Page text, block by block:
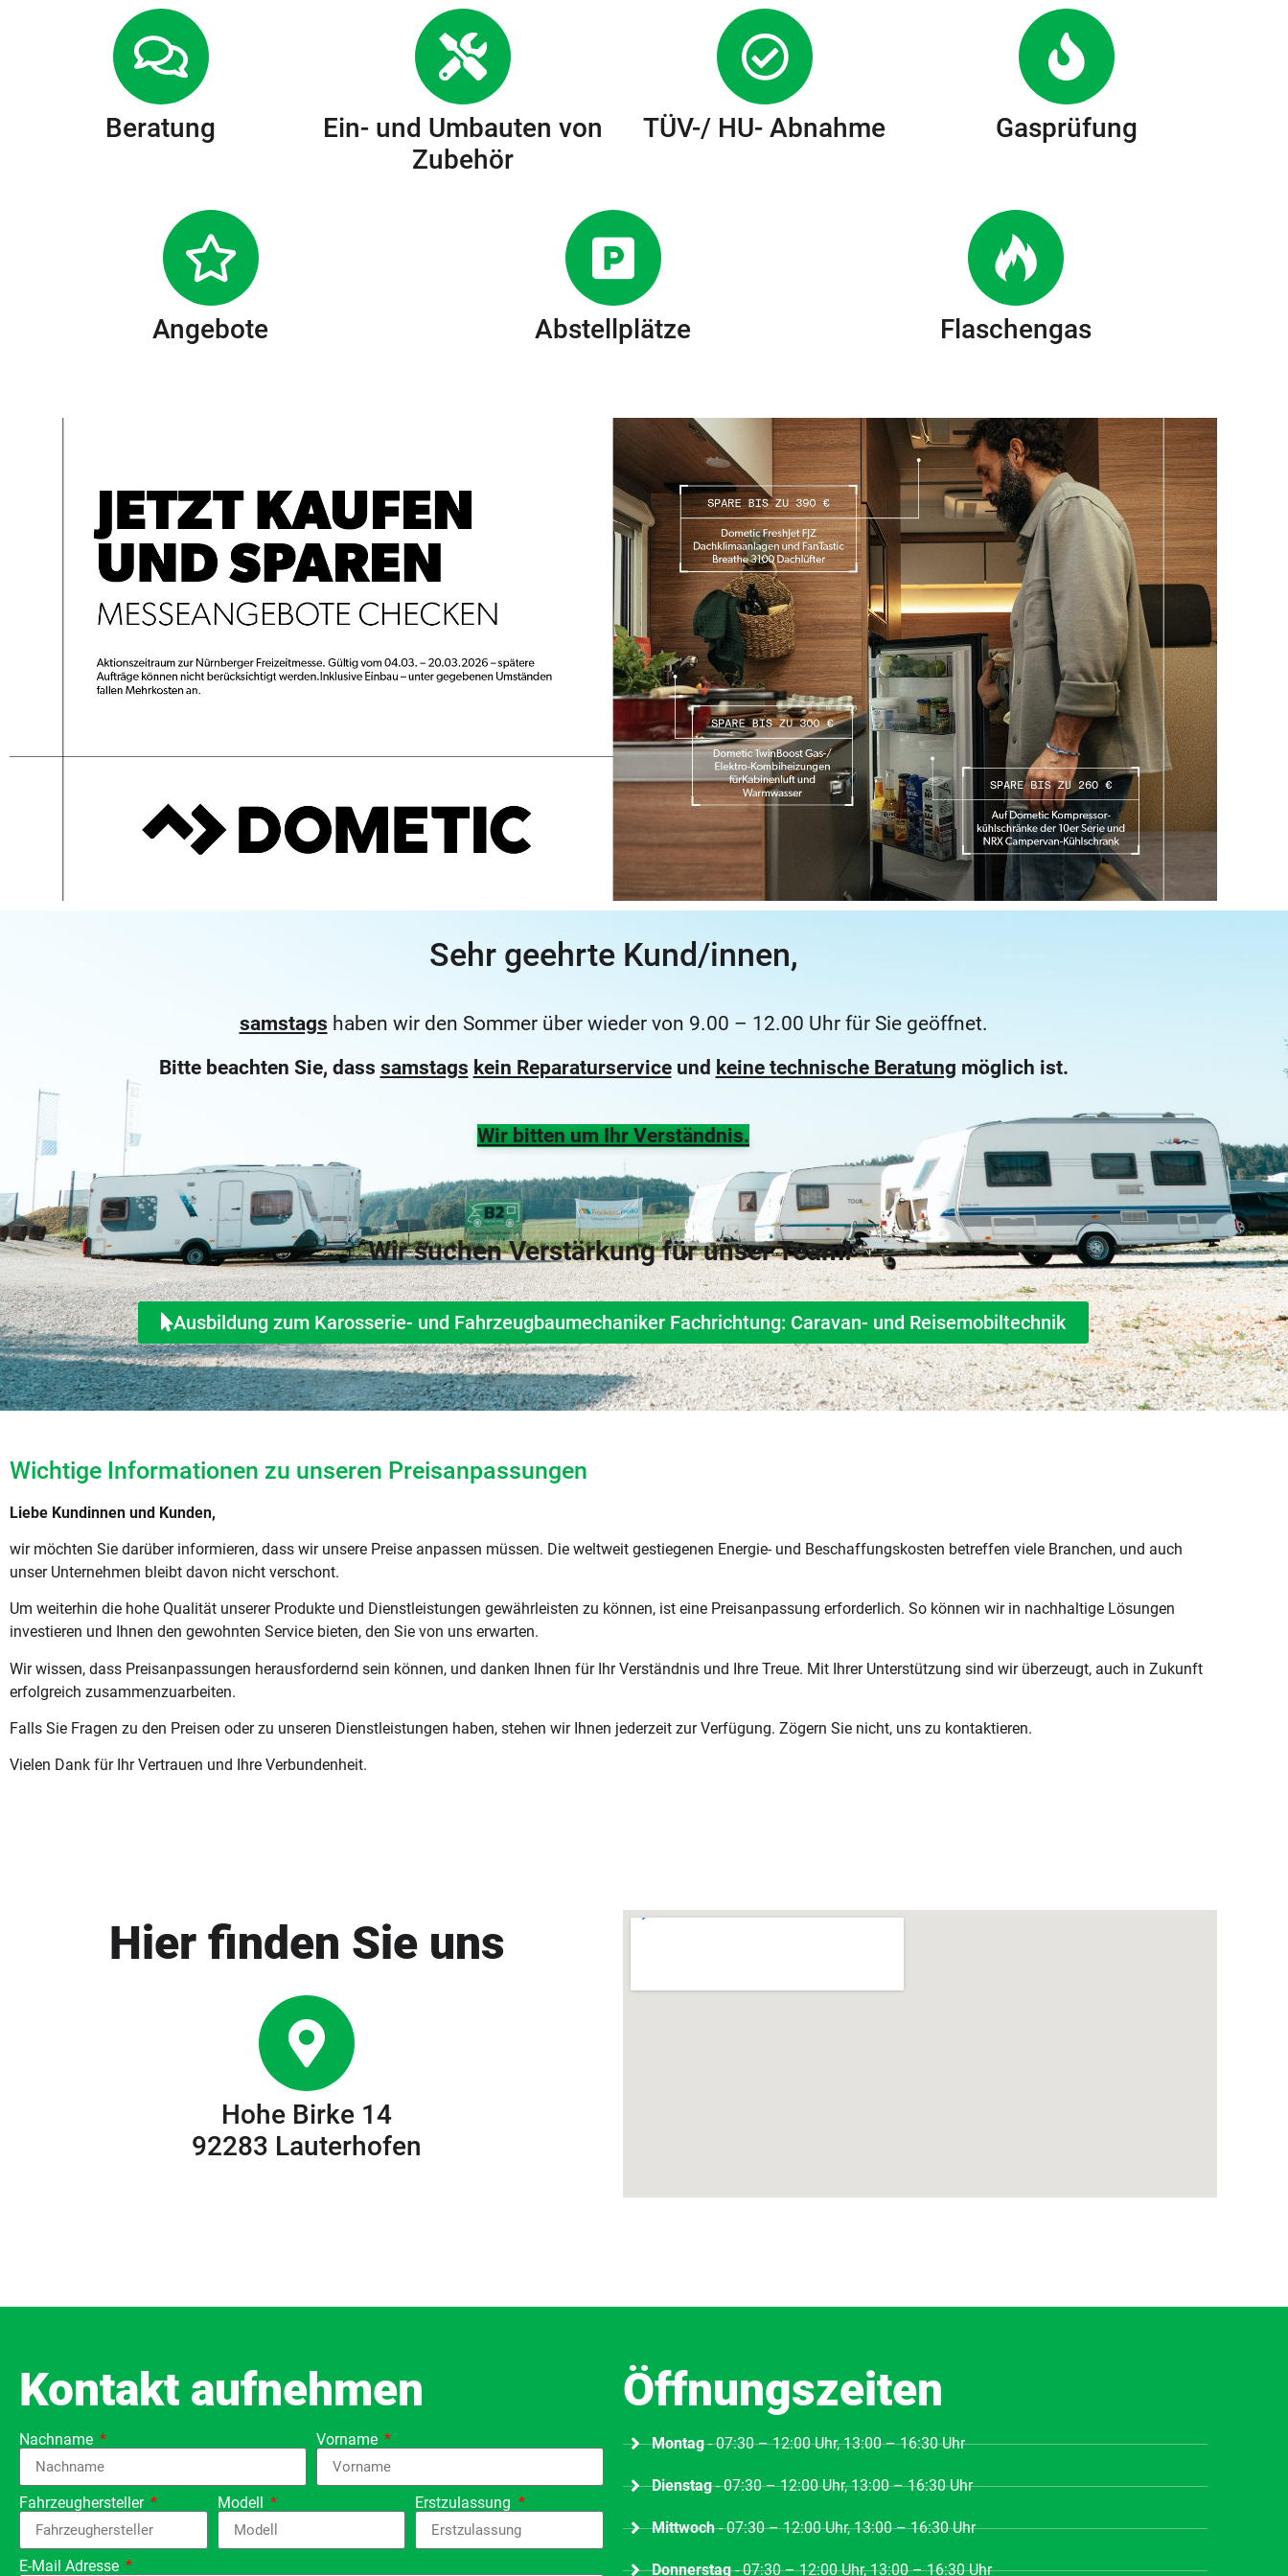
Beratung
Ein- und Umbauten von
Zubehör
TÜV-/ HU- Abnahme Gasprüfung
Angebote Abstellplätze Flaschengas
Sehr geehrte Kund/innen,
samstags haben wir den Sommer über wieder von 9.00 – 12.00 Uhr für Sie geöffnet.
Bitte beachten Sie, dass samstags kein Reparaturserviceund keine technische Beratung möglich ist.
Wir bitten um Ihr Verständnis.
Wir suchen Verstärkung für unser Team!
Ausbildung zum Karosserie- und Fahrzeugbaumechaniker Fachrichtung: Caravan- und Reisemobiltechnik
Wichtige Informationen zu unseren Preisanpassungen
Liebe Kundinnen und Kunden,
wir möchten Sie darüber informieren, dass wir unsere Preise anpassen müssen. Die weltweit gestiegenen Energie- und Beschaffungskosten betreffen viele Branchen, und auch
unser Unternehmen bleibt davon nicht verschont.
Um weiterhin die hohe Qualität unserer Produkte und Dienstleistungen gewährleisten zu können, ist eine Preisanpassung erforderlich. So können wir in nachhaltige Lösungen
investieren und Ihnen den gewohnten Service bieten, den Sie von uns erwarten.
Wir wissen, dass Preisanpassungen herausfordernd sein können, und danken Ihnen für Ihr Verständnis und Ihre Treue. Mit Ihrer Unterstützung sind wir überzeugt, auch in Zukunft
erfolgreich zusammenzuarbeiten.
Falls Sie Fragen zu den Preisen oder zu unseren Dienstleistungen haben, stehen wir Ihnen jederzeit zur Verfügung. Zögern Sie nicht, uns zu kontaktieren.
Vielen Dank für Ihr Vertrauen und Ihre Verbundenheit.
Hier finden Sie uns
Hohe Birke 14
92283 Lauterhofen
Kontakt aufnehmen
Nachname Vorname
Fahrzeughersteller Modell Erstzulassung
E-Mail Adresse
Öffnungszeiten
Montag- 07:30 – 12:00 Uhr, 13:00 – 16:30 Uhr
Dienstag- 07:30 – 12:00 Uhr, 13:00 – 16:30 Uhr
Mittwoch- 07:30 – 12:00 Uhr, 13:00 – 16:30 Uhr
Donnerstag- 07:30 – 12:00 Uhr, 13:00 – 16:30 Uhr